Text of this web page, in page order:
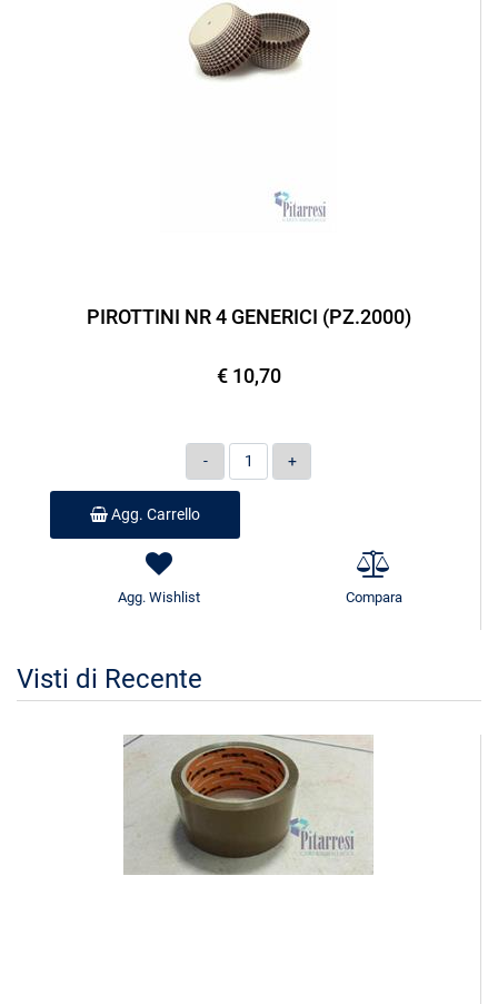
PIROTTINI NR 4 GENERICI (PZ.2000)
€ 10,70
Quantità
Agg. Carrello
Agg. Wishlist Compara
Visti di Recente